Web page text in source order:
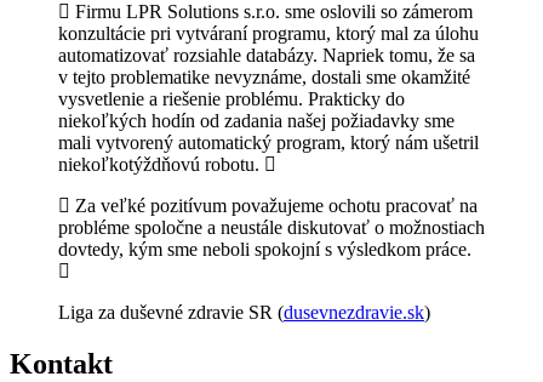
Firmu LPR Solutions s.r.o. sme oslovili so zámerom
konzultácie pri vytváraní programu, ktorý mal za úlohu
automatizovať rozsiahle databázy. Napriek tomu, že sa
v tejto problematike nevyznáme, dostali sme okamžité
vysvetlenie a riešenie problému. Prakticky do
niekoľkých hodín od zadania našej požiadavky sme
mali vytvorený automatický program, ktorý nám ušetril
niekoľkotýždňovú robotu.
Za veľké pozitívum považujeme ochotu pracovať na
probléme spoločne a neustále diskutovať o možnostiach
dovtedy, kým sme neboli spokojní s výsledkom práce.
Liga za duševné zdravie SR (dusevnezdravie.sk)
Kontakt